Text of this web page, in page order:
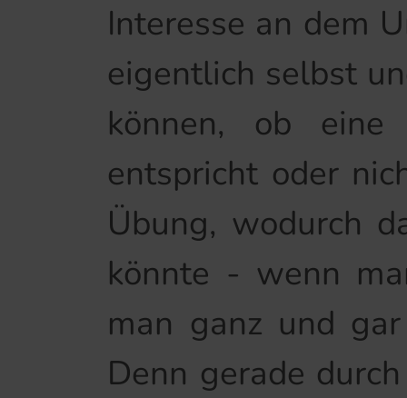
Interesse an dem
eigentlich selbst
können, ob
entspricht oder
Übung, wodurch
könnte - wenn
man ganz und
Denn gerade